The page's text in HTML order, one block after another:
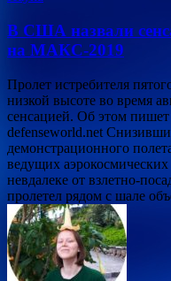
В США назвали
на МАКС-2019
Пролет истребителя
низкой высоте во время
сенсацией. Об этом
defenseworld.net
демонстрационного
ведущих
невдалеке от взлетно-
пролетел рядом с шале